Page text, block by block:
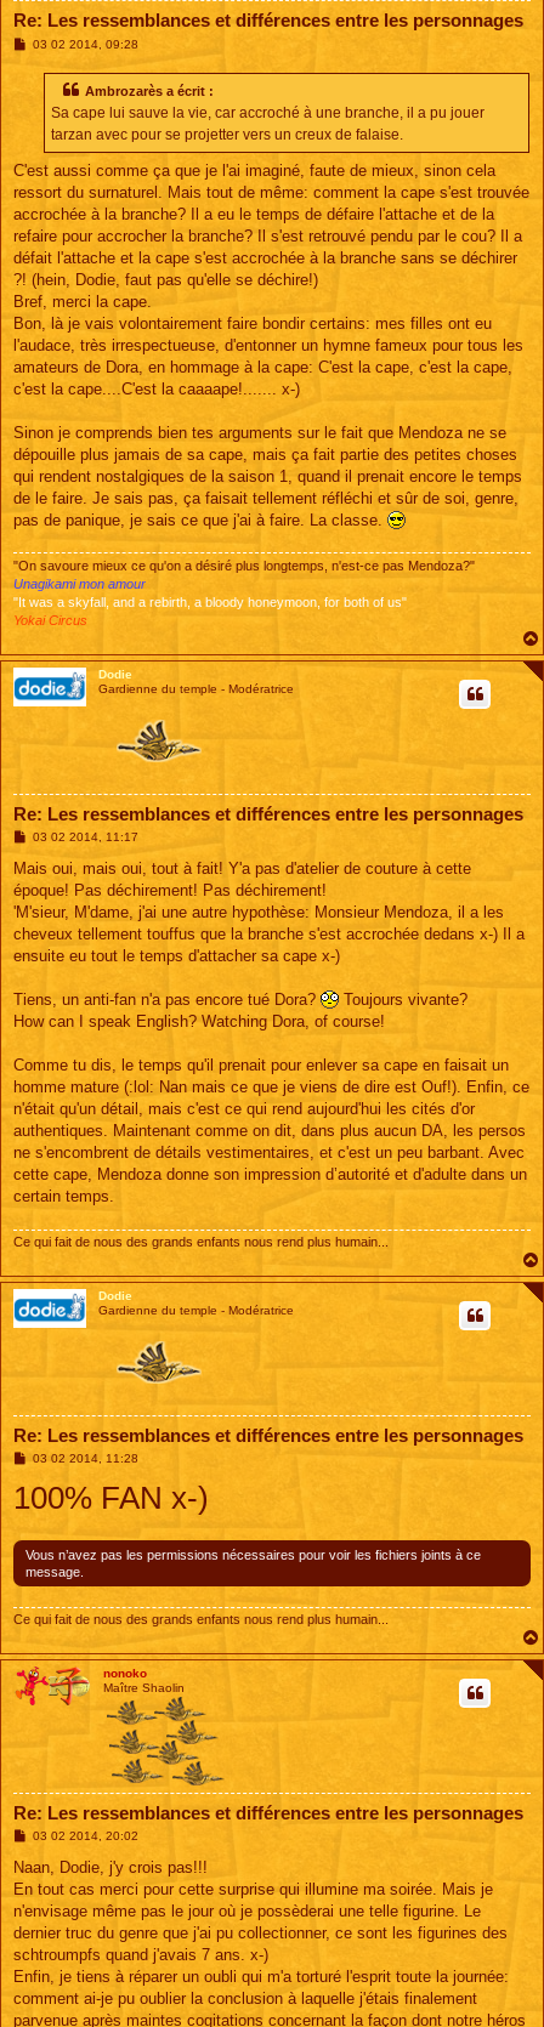
Re: Les ressemblances et différences entre les personnages
M03 02 2014, 09:28
Ambrozarès a écrit :
Sa cape lui sauve la vie, car accroché à une branche, il a pu jouer
tarzan avec pour se projetter vers un creux de falaise.
C'est aussi comme ça que je l'ai imaginé, faute de mieux, sinon cela
ressort du surnaturel. Mais tout de même: comment la cape s'est trouvée
accrochée à la branche? Il a eu le temps de défaire l'attache et de la
refaire pour accrocher la branche? Il s'est retrouvé pendu par le cou? Il a
défait l'attache et la cape s'est accrochée à la branche sans se déchirer
?! (hein, Dodie, faut pas qu'elle se déchire!)
Bref, merci la cape.
Bon, là je vais volontairement faire bondir certains: mes filles ont eu
l'audace, très irrespectueuse, d'entonner un hymne fameux pour tous les
amateurs de Dora, en hommage à la cape: C'est la cape, c'est la cape,
c'est la cape....C'est la caaaape!....... x-)
Sinon je comprends bien tes arguments sur le fait que Mendoza ne se
dépouille plus jamais de sa cape, mais ça fait partie des petites choses
qui rendent nostalgiques de la saison 1, quand il prenait encore le temps
de le faire. Je sais pas, ça faisait tellement réfléchi et sûr de soi, genre,
pas de panique, je sais ce que j'ai à faire. La classe.
"On savoure mieux ce qu'on a désiré plus longtemps, n'est-ce pas Mendoza?"
Unagikami mon amour
"It was a skyfall, and a rebirth, a bloody honeymoon, for both of us"
Yokai Circus
Dodie
Gardienne du temple - Modératrice
Re: Les ressemblances et différences entre les personnages
M
s
a
g
03 02 2014, 11:17
Mais oui, mais oui, tout à fait! Y'a pas d'atelier de couture à cette
époque! Pas déchirement! Pas déchirement!
'M'sieur, M'dame, j'ai une autre hypothèse: Monsieur Mendoza, il a les
cheveux tellement touffus que la branche s'est accrochée dedans x-) Il a
ensuite eu tout le temps d'attacher sa cape x-)
Tiens, un anti-fan n'a pas encore tué Dora?
Toujours vivante?
How can I speak English? Watching Dora, of course!
Comme tu dis, le temps qu'il prenait pour enlever sa cape en faisait un
homme mature (:lol: Nan mais ce que je viens de dire est Ouf!). Enfin, ce
n'était qu'un détail, mais c'est ce qui rend aujourd'hui les cités d'or
authentiques. Maintenant comme on dit, dans plus aucun DA, les persos
ne s'encombrent de détails vestimentaires, et c'est un peu barbant. Avec
cette cape, Mendoza donne son impression d’autorité et d'adulte dans un
certain temps.
Ce qui fait de nous des grands enfants nous rend plus humain...
Dodie
Gardienne du temple - Modératrice
Re: Les ressemblances et différences entre les personnages
M
s
s
e
03 02 2014, 11:28
100% FAN x-)
Vous n’avez pas les permissions nécessaires pour voir les fichiers joints à ce
message.
Ce qui fait de nous des grands enfants nous rend plus humain...
nonoko
Maître Shaolin
Re: Les ressemblances et différences entre les personnages
M
s
a
g
03 02 2014, 20:02
Naan, Dodie, j'y crois pas!!!
En tout cas merci pour cette surprise qui illumine ma soirée. Mais je
n'envisage même pas le jour où je possèderai une telle figurine. Le
dernier truc du genre que j'ai pu collectionner, ce sont les figurines des
schtroumpfs quand j'avais 7 ans. x-)
Enfin, je tiens à réparer un oubli qui m'a torturé l'esprit toute la journée:
comment ai-je pu oublier la conclusion à laquelle j'étais finalement
parvenue après maintes cogitations concernant la façon dont notre héros